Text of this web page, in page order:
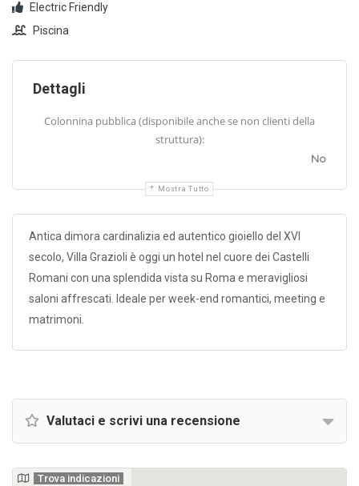
Electric Friendly
Piscina
Dettagli
Colonnina pubblica (disponibile anche se non clienti della
struttura):
No
Mostra Tutto
Antica dimora cardinalizia ed autentico gioiello del XVI
secolo, Villa Grazioli è oggi un hotel nel cuore dei Castelli
Romani con una splendida vista su Roma e meravigliosi
saloni affrescati. Ideale per week-end romantici, meeting e
matrimoni.
Valutaci e scrivi una recensione
Trova indicazioni